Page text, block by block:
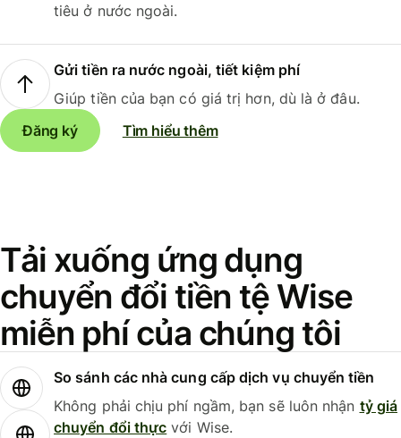
tiêu ở nước ngoài.
Gửi tiền ra nước ngoài, tiết kiệm phí
Giúp tiền của bạn có giá trị hơn, dù là ở đâu.
Đăng ký
Tìm hiểu thêm
Tải xuống ứng dụng
chuyển đổi tiền tệ Wise
miễn phí của chúng tôi
So sánh các nhà cung cấp dịch vụ chuyển tiền
Không phải chịu phí ngầm, bạn sẽ luôn nhận tỷ giá
chuyển đổi thực với Wise.